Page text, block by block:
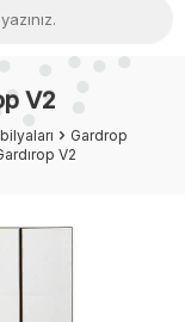
V2
Gardrop
V2